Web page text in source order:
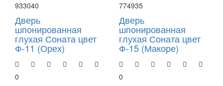
933040
Дверь
шпонированная
глухая Соната цвет
Ф-11 (Орех)
0
774935
Дверь
шпонированная
глухая Соната цвет
Ф-15 (Макоре)
0